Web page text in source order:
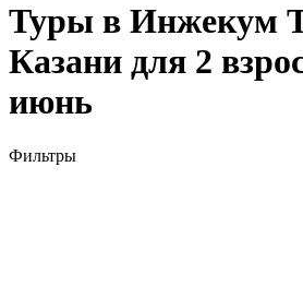
Туры в Инжекум
Казани для 2
июнь
Фильтры